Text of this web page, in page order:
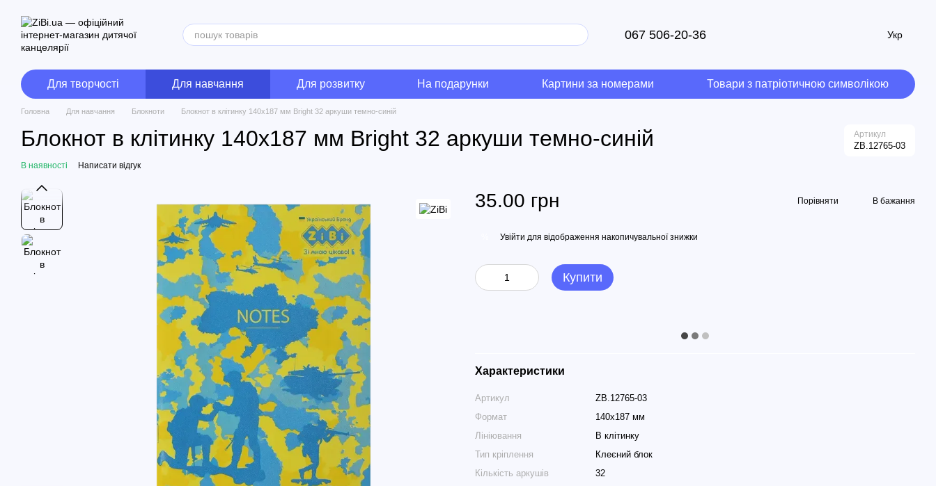
067 506-20-36 Укр
Для творчості Для навчання Для розвитку На подарунки Картини за номерами Товари з патріотичною символікою
Головна Для навчання Блокноти Блокнот в клітинку 140x187 мм Bright 32 аркуши темно-синій
Блокнот в клітинку 140x187 мм Bright 32 аркуши темно-синій Артикул
ZB.12765-03
В наявності Написати відгук
35.00 грн Порівняти В бажання
Увійти для відображення накопичувальної знижки
Купити
Характеристики
Артикул
ZB.12765-03
Формат
140x187 мм
Лініювання
В клітинку
Тип кріплення
Клеєний блок
Кількість аркушів
32